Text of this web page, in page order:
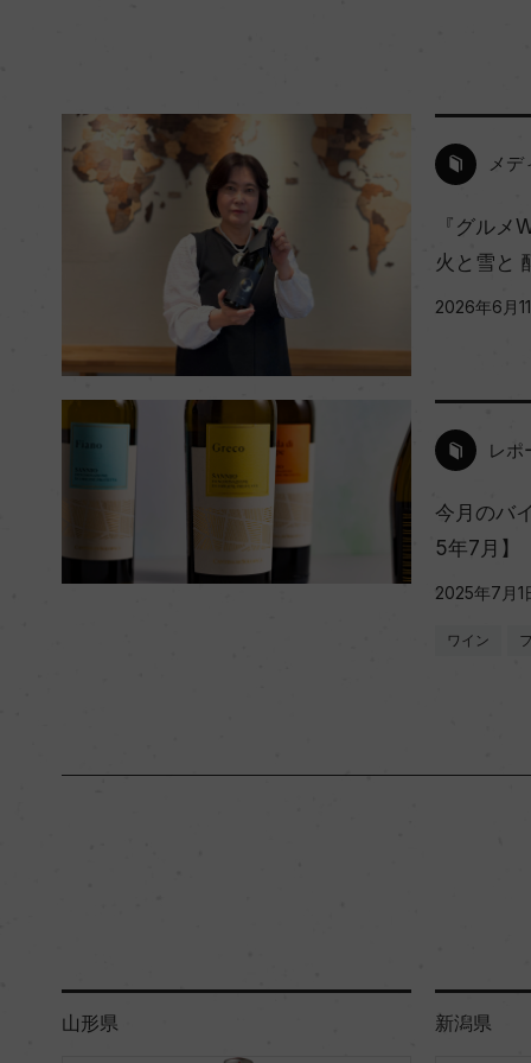
メデ
『グル
火と雪と
2026年6月
レポ
今月のバ
5年7月】
2025年7月1
ワイン
山形県 新潟県